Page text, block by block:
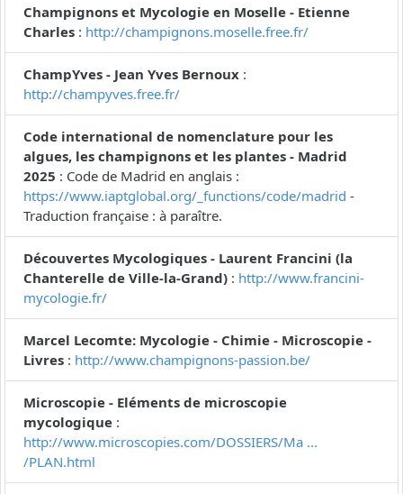
Champignons et Mycologie en Moselle - Etienne
Charles : http://champignons.moselle.free.fr/
ChampYves - Jean Yves Bernoux :
http://champyves.free.fr/
Code international de nomenclature pour les
algues, les champignons et les plantes - Madrid
2025 : Code de Madrid en anglais :
https://www.iaptglobal.org/_functions/code/madrid -
Traduction française : à paraître.
Découvertes Mycologiques - Laurent Francini (la
Chanterelle de Ville-la-Grand) : http://www.francini-
mycologie.fr/
Marcel Lecomte: Mycologie - Chimie - Microscopie -
Livres : http://www.champignons-passion.be/
Microscopie - Eléments de microscopie
mycologique :
http://www.microscopies.com/DOSSIERS/Ma ...
/PLAN.html